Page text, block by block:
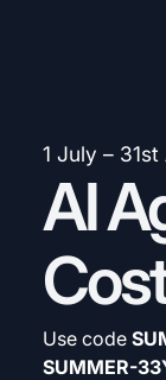
1 July –
AI
Use code
SUMMER-